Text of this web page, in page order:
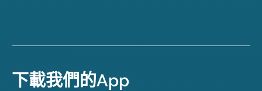
下載我們的App